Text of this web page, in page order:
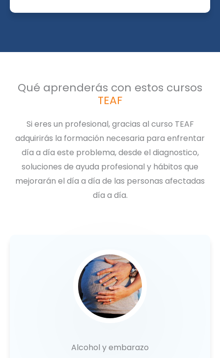
Qué aprenderás con estos cursos
TEAF
Si eres un profesional, gracias al curso TEAF
adquirirás la formación necesaria para enfrentar
día a día este problema, desde el diagnostico,
soluciones de ayuda profesional y hábitos que
mejorarán el día a día de las personas afectadas
día a día.
Alcohol y embarazo